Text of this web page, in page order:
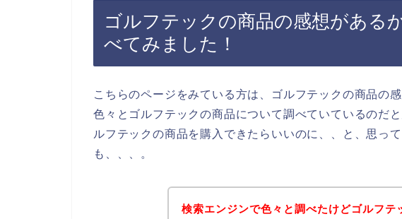
ゴルフテックの商品の感想がある
べてみました！
こちらのページをみている方は、ゴルフテックの商品の
色々とゴルフテックの商品について調べていているのだ
ルフテックの商品を購入できたらいいのに、、と、思っ
も、、、。
検索エンジンで色々と調べたけどゴルフテ